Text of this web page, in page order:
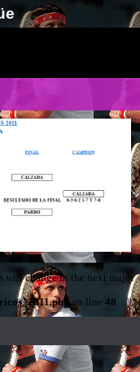
will change in the next major
on line 48